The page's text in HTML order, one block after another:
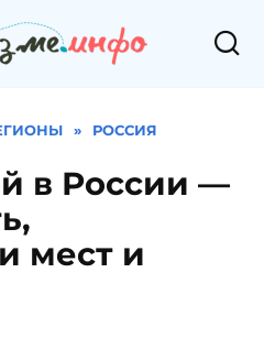
» РОССИЯ
в России —
мест и